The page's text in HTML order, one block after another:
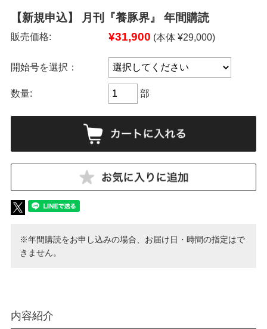
【新規申込】 月刊『養豚界』 年間購読
販売価格: ¥31,900 (本体 ¥29,000)
開始号を選択：
数量: 部
※年間購読をお申し込みの場合、お届け日・時間の指定はで
きません。
内容紹介